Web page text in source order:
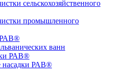
сельскохозяйственного
промышленного
РАВ®
ванн
РАВ®
РАВ®